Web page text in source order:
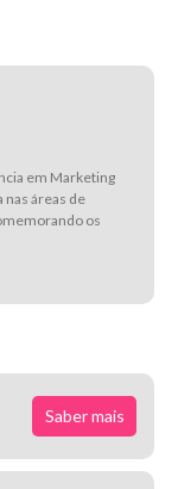
em Marketing
nas áreas de
os
Saber mais